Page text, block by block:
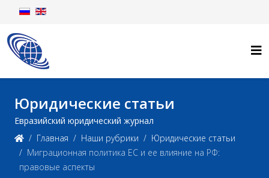
Юридические статьи
Евразийский юридический журнал
Главная
Наши рубрики
Юридические статьи
Миграционная политика ЕС и ее влияние на РФ:
правовые аспекты